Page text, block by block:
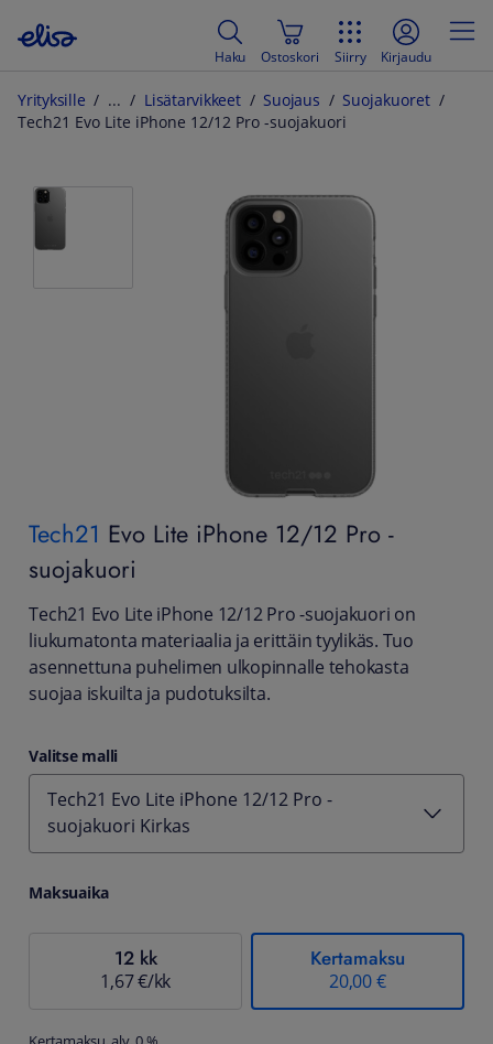
Haku Ostoskori Siirry Kirjaudu
Yrityksille Lisätarvikkeet Suojaus
Suojakuoret
Tech21 Evo Lite iPhone 12/12 Pro -suojakuori
Tech21 Evo Lite iPhone 12/12 Pro -
suojakuori
Tech21 Evo Lite iPhone 12/12 Pro -suojakuori on
liukumatonta materiaalia ja erittäin tyylikäs. Tuo
asennettuna puhelimen ulkopinnalle tehokasta
suojaa iskuilta ja pudotuksilta.
Valitse malli
Tech21 Evo Lite iPhone 12/12 Pro -
suojakuori Kirkas
Maksuaika
12 kk
1,67 €/kk
Kertamaksu
20,00 €